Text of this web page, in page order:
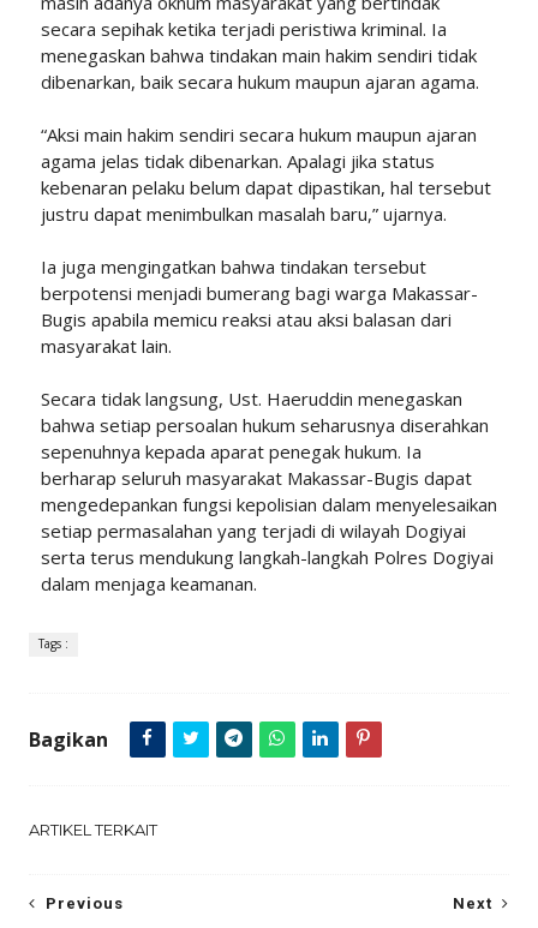
secara sepihak ketika terjadi peristiwa kriminal. Ia
menegaskan bahwa tindakan main hakim sendiri tidak
dibenarkan, baik secara hukum maupun ajaran agama.
“Aksi main hakim sendiri secara hukum maupun ajaran
agama jelas tidak dibenarkan. Apalagi jika status
kebenaran pelaku belum dapat dipastikan, hal tersebut
justru dapat menimbulkan masalah baru,” ujarnya.
Ia juga mengingatkan bahwa tindakan tersebut
berpotensi menjadi bumerang bagi warga Makassar-
Bugis apabila memicu reaksi atau aksi balasan dari
masyarakat lain.
Secara tidak langsung, Ust. Haeruddin menegaskan
bahwa setiap persoalan hukum seharusnya diserahkan
sepenuhnya kepada aparat penegak hukum. Ia
berharap seluruh masyarakat Makassar-Bugis dapat
mengedepankan fungsi kepolisian dalam menyelesaikan
setiap permasalahan yang terjadi di wilayah Dogiyai
serta terus mendukung langkah-langkah Polres Dogiyai
dalam menjaga keamanan.
Tags :
Bagikan
ARTIKEL TERKAIT
Next
Previous